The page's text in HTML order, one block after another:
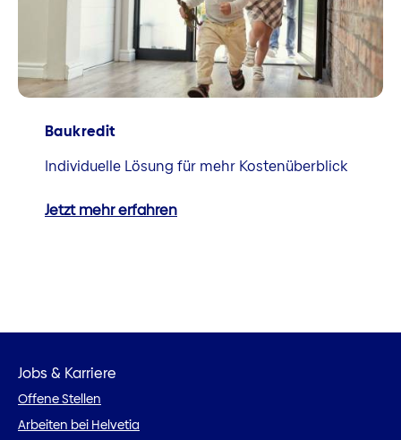
Baukredit
Individuelle Lösung für mehr Kostenüberblick
Jetzt mehr erfahren
Jobs & Karriere
Offene Stellen
Arbeiten bei Helvetia